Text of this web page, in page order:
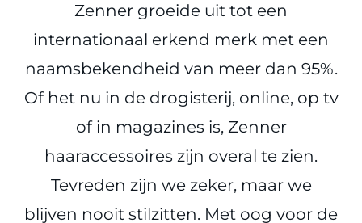
Zenner groeide uit tot een
internationaal erkend merk met een
naamsbekendheid van meer dan 95%.
Of het nu in de drogisterij, online, op tv
of in magazines is, Zenner
haaraccessoires zijn overal te zien.
Tevreden zijn we zeker, maar we
blijven nooit stilzitten. Met oog voor de